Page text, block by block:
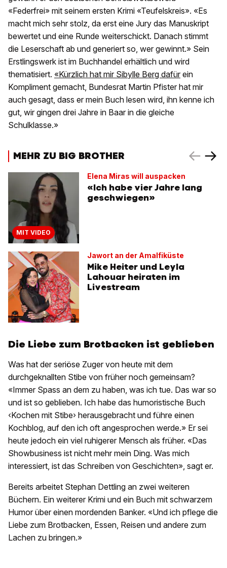
«Federfrei» mit seinem ersten Krimi «Teufelskreis». «Es
macht mich sehr stolz, da erst eine Jury das Manuskript
bewertet und eine Runde weiterschickt. Danach stimmt
die Leserschaft ab und generiert so, wer gewinnt.» Sein
Erstlingswerk ist im Buchhandel erhältlich und wird
thematisiert. «Kürzlich hat mir Sibylle Berg dafür ein
Kompliment gemacht, Bundesrat Martin Pfister hat mir
auch gesagt, dass er mein Buch lesen wird, ihn kenne ich
gut, wir gingen drei Jahre in Baar in die gleiche
Schulklasse.»
MEHR ZU BIG BROTHER
MIT VIDEO
Elena Miras will auspacken
«Ich habe vier Jahre lang
geschwiegen»
Jawort an der Amalfiküste
Mike Heiter und Leyla
Lahouar heiraten im
Livestream
Die Liebe zum Brotbacken ist geblieben
Was hat der seriöse Zuger von heute mit dem
durchgeknallten Stibe von früher noch gemeinsam?
«Immer Spass an dem zu haben, was ich tue. Das war so
und ist so geblieben. Ich habe das humoristische Buch
‹Kochen mit Stibe› herausgebracht und führe einen
Kochblog, auf den ich oft angesprochen werde.» Er sei
heute jedoch ein viel ruhigerer Mensch als früher. «Das
Showbusiness ist nicht mehr mein Ding. Was mich
interessiert, ist das Schreiben von Geschichten», sagt er.
Bereits arbeitet Stephan Dettling an zwei weiteren
Büchern. Ein weiterer Krimi und ein Buch mit schwarzem
Humor über einen mordenden Banker. «Und ich pflege die
Liebe zum Brotbacken, Essen, Reisen und andere zum
Lachen zu bringen.»